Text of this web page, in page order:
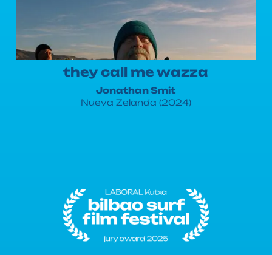
they call me wazza
Jonathan Smit
Nueva Zelanda (2024)